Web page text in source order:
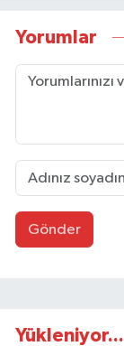
Yorumlar
Gönder
Yükleniyor...